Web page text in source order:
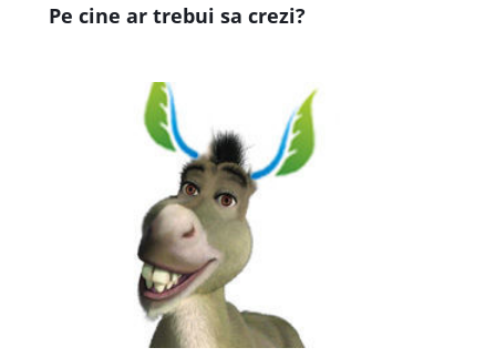
Pe cine ar trebui sa crezi?